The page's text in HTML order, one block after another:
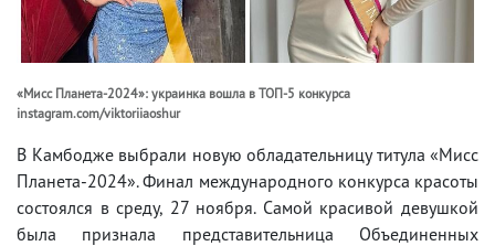
«Мисс Планета-2024»: украинка вошла в ТОП-5 конкурса
instagram.com/viktoriiaoshur
В Камбодже выбрали новую обладательницу титула «Мисс
Планета-2024». Финал международного конкурса красоты
состоялся в среду, 27 ноября. Самой красивой девушкой
была признала представительница Объединенных